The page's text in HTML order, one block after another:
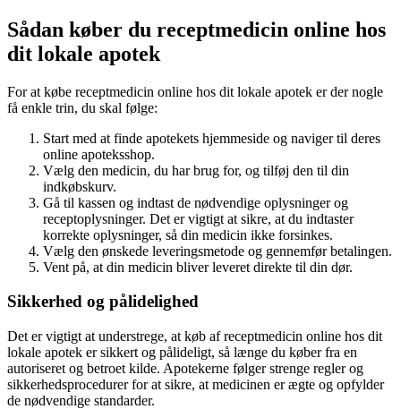
Sådan køber du receptmedicin online hos
dit lokale apotek
For at købe receptmedicin online hos dit lokale apotek er der nogle
få enkle trin, du skal følge:
Start med at finde apotekets hjemmeside og naviger til deres
online apoteksshop.
Vælg den medicin, du har brug for, og tilføj den til din
indkøbskurv.
Gå til kassen og indtast de nødvendige oplysninger og
receptoplysninger. Det er vigtigt at sikre, at du indtaster
korrekte oplysninger, så din medicin ikke forsinkes.
Vælg den ønskede leveringsmetode og gennemfør betalingen.
Vent på, at din medicin bliver leveret direkte til din dør.
Sikkerhed og pålidelighed
Det er vigtigt at understrege, at køb af receptmedicin online hos dit
lokale apotek er sikkert og pålideligt, så længe du køber fra en
autoriseret og betroet kilde. Apotekerne følger strenge regler og
sikkerhedsprocedurer for at sikre, at medicinen er ægte og opfylder
de nødvendige standarder.